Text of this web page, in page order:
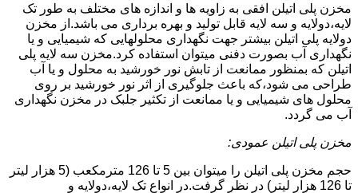
مخزن پلی اتیلن افقی به زاویه ها و اندازه های مختلف به طور تک
لایه،دولایه و سه لایه قابل تولید و بهره برداری می باشد.از مخزن
دولایه پلی اتیلن بیشتر جهت نگهداری محلولهایی که شیمیایی و یا
نگهداری آب بصورت دفنی میتوان استفاده کرد.مخزن سه لایه پلی
اتیلن که بمنظور ممانعت از تابش نور خورشید به محلول و یا آب
طراحی می شود،که باعث جلوگیری از اثر نور خورشید بر روی
محلول های شیمیایی و یا ممانعت از تکثیر جلبک در مخزن نگهداری
آب می گردد.
مخزن پلی اتیلن عمودی:
حجم مخزن پلی اتیلن را میتوان بین 5 تا 126 مترمکعب (5 هزار لیتر
تا 126 هزار لیتر) در نظر گرفت.در انواع تک لایه،دولایه و